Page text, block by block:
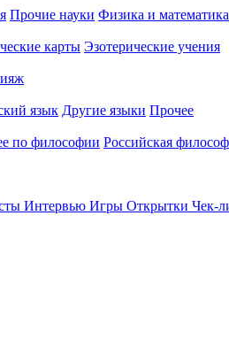
Прочие науки Физика и математика
карты Эзотерические учения
язык Другие языки Прочее
по философии Российская
Интервью Игры Открытки Чек-